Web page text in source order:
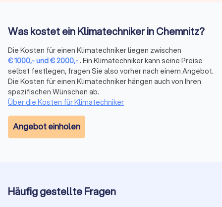
Klimaanlagen in Chemnitz und schaffen Sie in Ihrem Zuhause
das optimale Raumklima. Vertrauen Sie auf Trustlocal, um die
Hitze draußen und den Komfort drinnen zu halten.
Was kostet ein Klimatechniker in Chemnitz?
Die Kosten für einen Klimatechniker liegen zwischen
€1000,-und€2000,-. Ein Klimatechniker kann seine Preise
selbst festlegen, fragen Sie also vorher nach einem Angebot.
Die Kosten für einen Klimatechniker hängen auch von Ihren
spezifischen Wünschen ab.
Über die Kosten für Klimatechniker
Angebot einholen
Häufig gestellte Fragen